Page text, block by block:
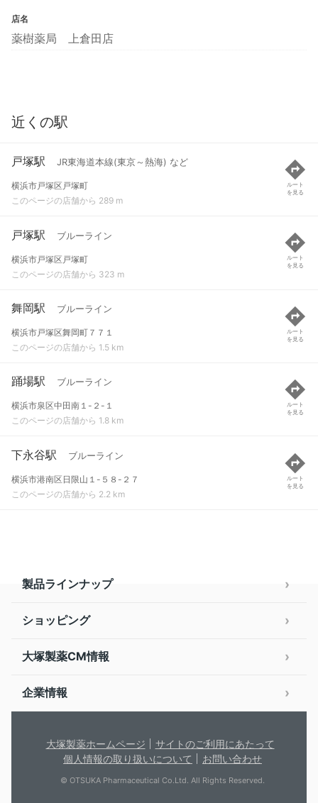
店名
薬樹薬局 上倉田店
近くの駅
戸塚駅 JR東海道本線(東京～熱海) など
横浜市戸塚区戸塚町
このページの店舗から 289 m
ルート
を見る
戸塚駅 ブルーライン
横浜市戸塚区戸塚町
このページの店舗から 323 m
ルート
を見る
舞岡駅 ブルーライン
横浜市戸塚区舞岡町７７１
このページの店舗から 1.5 km
ルート
を見る
踊場駅 ブルーライン
横浜市泉区中田南１-２-１
このページの店舗から 1.8 km
ルート
を見る
下永谷駅 ブルーライン
横浜市港南区日限山１-５８-２７
このページの店舗から 2.2 km
ルート
を見る
製品ラインナップ
ショッピング
大塚製薬CM情報
企業情報
大塚製薬ホームページ
サイトのご利用にあたって
個人情報の取り扱いについて
お問い合わせ
© OTSUKA Pharmaceutical Co.Ltd. All Rights Reserved.